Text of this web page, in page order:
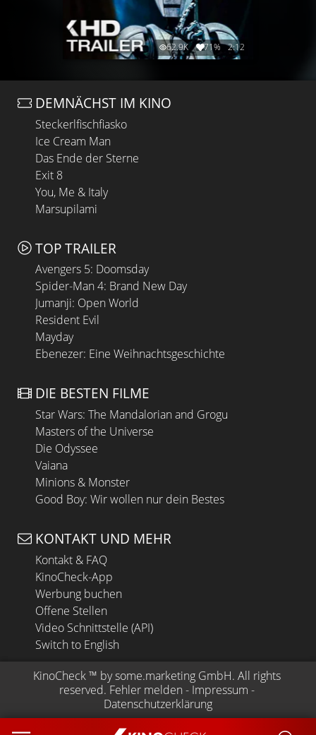
62.9K 71% 2:12
DEMNÄCHST IM KINO
Steckerlfischfiasko
Ice Cream Man
Das Ende der Sterne
Exit 8
You, Me & Italy
Marsupilami
TOP TRAILER
Avengers 5: Doomsday
Spider-Man 4: Brand New Day
Jumanji: Open World
Resident Evil
Mayday
Ebenezer: Eine Weihnachtsgeschichte
DIE BESTEN FILME
Star Wars: The Mandalorian and Grogu
Masters of the Universe
Die Odyssee
Vaiana
Minions & Monster
Good Boy: Wir wollen nur dein Bestes
KONTAKT UND MEHR
Kontakt & FAQ
KinoCheck-App
Werbung buchen
Offene Stellen
Video Schnittstelle (API)
Switch to English
KinoCheck ™ by some.marketing GmbH. All rights
reserved. Fehler melden - Impressum -
Datenschutzerklärung